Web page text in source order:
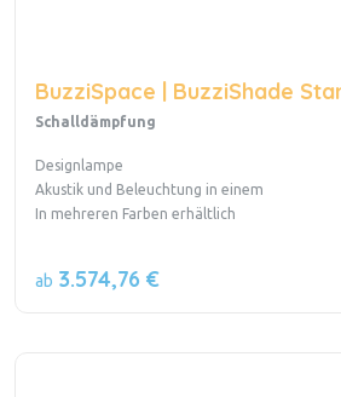
BuzziSpace | BuzziShade
Schalldämpfung
Designlampe
Akustik und Beleuchtung in einem
In mehreren Farben erhältlich
ab 3.574,76 €